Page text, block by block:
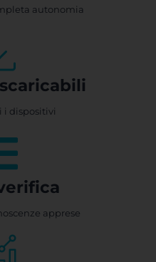
autonomia
dispositivi
apprese